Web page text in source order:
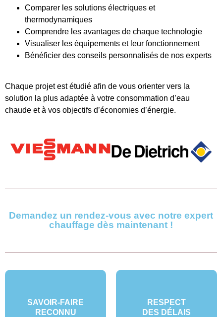
Comparer les solutions électriques et
thermodynamiques
Comprendre les avantages de chaque technologie
Visualiser les équipements et leur fonctionnement
Bénéficier des conseils personnalisés de nos experts
Chaque projet est étudié afin de vous orienter vers la
solution la plus adaptée à votre consommation d’eau
chaude et à vos objectifs d’économies d’énergie.
Demandez un rendez-vous avec notre expert
chauffage dès maintenant !
SAVOIR-FAIRE
RECONNU
RESPECT
DES DÉLAIS